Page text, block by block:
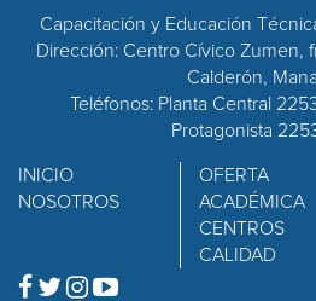
Capacitación y Educación
Dirección: Centro Cívico Zumen,
Calderón,
Teléfonos: Planta Central
Protagonista
INICIO
NOSOTROS
OFERTA
ACADÉMICA
CENTROS
CALIDAD